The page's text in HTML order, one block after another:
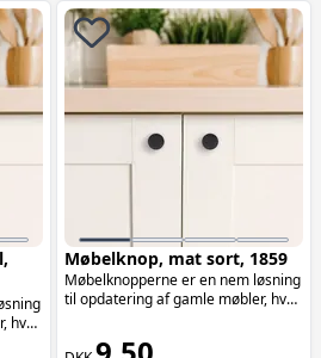
hvor
Møbelknop, mat sort, 1859
Møbelknopperne er en nem løsning
til opdatering af gamle møbler, hvor